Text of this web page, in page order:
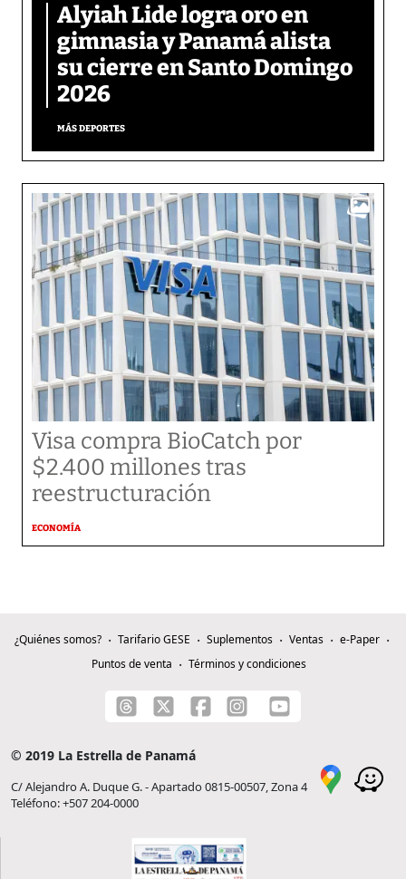
Alyiah Lide logra oro en
gimnasia y Panamá alista
su cierre en Santo Domingo
2026
MÁS DEPORTES
Visa compra BioCatch por
$2.400 millones tras
reestructuración
ECONOMÍA
¿Quiénes somos? Tarifario GESE Suplementos Ventas
e-Paper
Puntos de venta
Términos y condiciones
© 2019 La Estrella de Panamá
C/ Alejandro A. Duque G. - Apartado 0815-00507, Zona 4
Teléfono: +507 204-0000